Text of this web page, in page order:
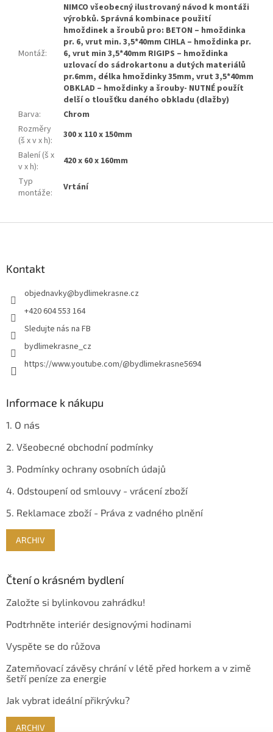
Montáž:
NIMCO všeobecný ilustrovaný návod k montáži
výrobků. Správná kombinace použití
hmoždinek a šroubů pro: BETON – hmoždinka
pr. 6, vrut min. 3,5*40mm CIHLA – hmoždinka pr.
6, vrut min 3,5*40mm RIGIPS – hmoždinka
uzlovací do sádrokartonu a dutých materiálů
pr.6mm, délka hmoždinky 35mm, vrut 3,5*40mm
OBKLAD – hmoždinky a šrouby- NUTNÉ použít
delší o tloušťku daného obkladu (dlažby)
Barva:
Chrom
Rozměry
(š x v x h):
300 x 110 x 150mm
Balení (š x
v x h):
420 x 60 x 160mm
Typ
montáže: Vrtání
Kontakt
objednavky@bydlimekrasne.cz
+420 604 553 164
Sledujte nás na FB
bydlimekrasne_cz
https://www.youtube.com/@bydlimekrasne5694
Informace k nákupu
1. O nás
2. Všeobecné obchodní podmínky
3. Podmínky ochrany osobních údajů
4. Odstoupení od smlouvy - vrácení zboží
5. Reklamace zboží - Práva z vadného plnění
ARCHIV
Čtení o krásném bydlení
Založte si bylinkovou zahrádku!
Podtrhněte interiér designovými hodinami
Vyspěte se do růžova
Zatemňovací závěsy chrání v létě před horkem a v zimě
šetří peníze za energie
Jak vybrat ideální přikrývku?
ARCHIV